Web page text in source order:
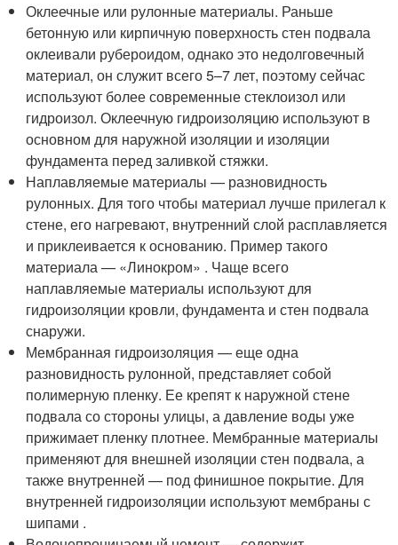
Оклеечные или рулонные материалы. Раньше
бетонную или кирпичную поверхность стен подвала
оклеивали рубероидом, однако это недолговечный
материал, он служит всего 5–7 лет, поэтому сейчас
используют более современные стеклоизол или
гидроизол. Оклеечную гидроизоляцию используют в
основном для наружной изоляции и изоляции
фундамента перед заливкой стяжки.
Наплавляемые материалы — разновидность
рулонных. Для того чтобы материал лучше прилегал к
стене, его нагревают, внутренний слой расплавляется
и приклеивается к основанию. Пример такого
материала — «Линокром» . Чаще всего
наплавляемые материалы используют для
гидроизоляции кровли, фундамента и стен подвала
снаружи.
Мембранная гидроизоляция — еще одна
разновидность рулонной, представляет собой
полимерную пленку. Ее крепят к наружной стене
подвала со стороны улицы, а давление воды уже
прижимает пленку плотнее. Мембранные материалы
применяют для внешней изоляции стен подвала, а
также внутренней — под финишное покрытие. Для
внутренней гидроизоляции используют мембраны с
шипами .